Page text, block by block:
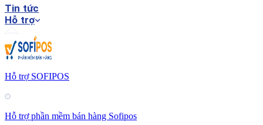
Tin tức
Hỗ trợ
Hỗ trợ SOFIPOS
Hỗ trợ phần mềm bán hàng Sofipos